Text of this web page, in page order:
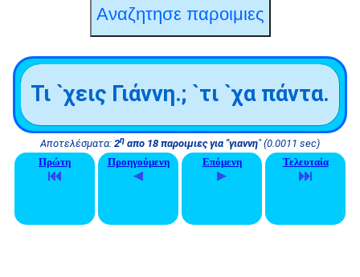
Τι `χεις Γιάννη.; `τι `χα πάντα.
Αποτελέσματα: 2η απο 18 παροιμιες για "γιαννη" (0.0011 sec)
Πρώτη
Προηγούμενη Επόμενη Τελευταία